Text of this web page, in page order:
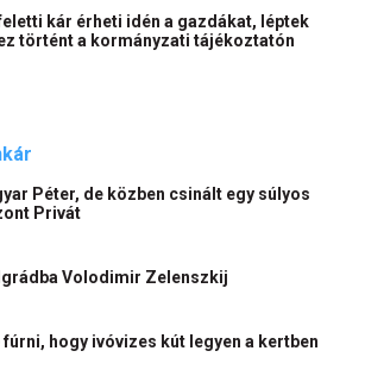
kár érheti idén a gazdákat, léptek
történt a kormányzati tájékoztatón
Péter, de közben csinált egy súlyos
Privát
Volodimir Zelenszkij
fúrni, hogy ivóvizes kút legyen a kertben